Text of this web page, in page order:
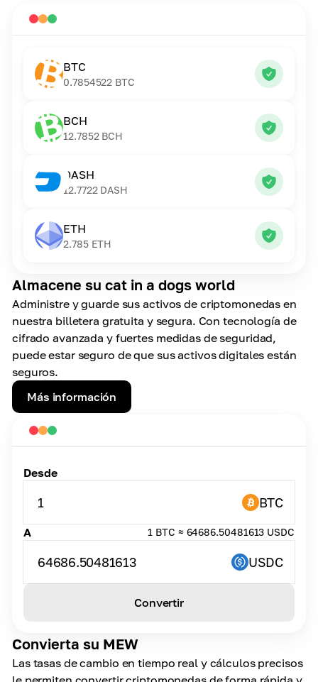
Almacene su cat in a dogs world
Administre y guarde sus activos de criptomonedas en
nuestra billetera gratuita y segura. Con tecnología de
cifrado avanzada y fuertes medidas de seguridad,
puede estar seguro de que sus activos digitales están
seguros.
Más información
BTC
0.7854522 BTC
BCH
12.7852 BCH
DASH
12.7722 DASH
ETH
2.785 ETH
Convierta su MEW
Las tasas de cambio en tiempo real y cálculos precisos
Desde
1 BTC
A 1 BTC ≈ 64686.50481613 USDC
64686.50481613 USDC
Convertir